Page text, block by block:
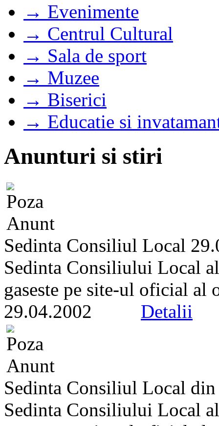
→ Evenimente
→ Centrul Cultural
→ Sala de sport
→ Muzee
→ Biserici
→ Educatie si
Anunturi si stiri
Sedinta Consiliul Local
Sedinta Consiliului Local
gaseste pe site-ul oficial al
29.04.2002 Detalii
Sedinta Consiliul Local
Sedinta Consiliului Local